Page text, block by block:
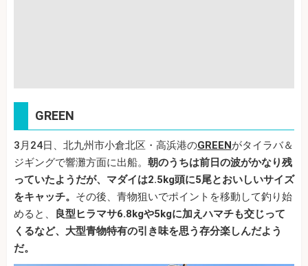
GREEN
3月24日、北九州市小倉北区・高浜港のGREENがタイラバ＆
ジギングで響灘方面に出船。 朝のうちは前日の波がかなり残
っていたようだが、マダイは2.5kg頭に5尾とおいしいサイズ
をキャッチ。 その後、青物狙いでポイントを移動して釣り始
めると、
良型ヒラマサ6.8kgや5kgに加えハマチも交じって
くるなど、大型青物特有の引き味を思う存分楽しんだよう
だ。